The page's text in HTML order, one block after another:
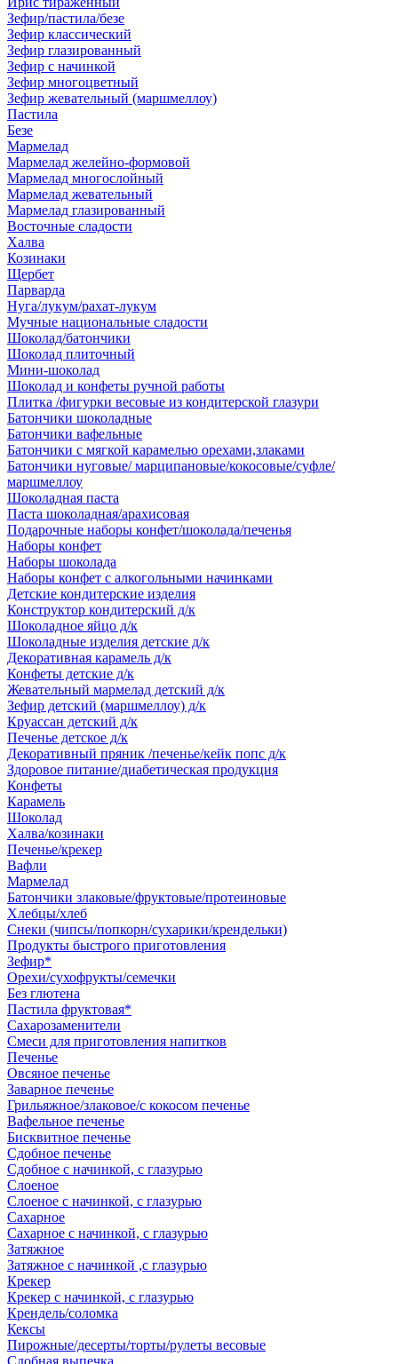
Зефир/пастила/безе
Зефир классический
Зефир глазированный
Зефир с начинкой
Зефир многоцветный
Зефир жевательный (маршмеллоу)
Пастила
Безе
Мармелад
Мармелад желейно-формовой
Мармелад многослойный
Мармелад жевательный
Мармелад глазированный
Восточные сладости
Халва
Козинаки
Щербет
Парварда
Нуга/лукум/рахат-лукум
Мучные национальные сладости
Шоколад/батончики
Шоколад плиточный
Мини-шоколад
Шоколад и конфеты ручной работы
Плитка /фигурки весовые из кондитерской глазури
Батончики шоколадные
Батончики вафельные
Батончики с мягкой карамелью орехами,злаками
Батончики нуговые/ марципановые/кокосовые/суфле/
маршмеллоу
Шоколадная паста
Паста шоколадная/арахисовая
Подарочные наборы конфет/шоколада/печенья
Наборы конфет
Наборы шоколада
Наборы конфет с алкогольными начинками
Детские кондитерские изделия
Конструктор кондитерский д/к
Шоколадное яйцо д/к
Шоколадные изделия детские д/к
Декоративная карамель д/к
Конфеты детские д/к
Жевательный мармелад детский д/к
Зефир детский (маршмеллоу) д/к
Круассан детский д/к
Печенье детское д/к
Декоративный пряник /печенье/кейк попс д/к
Здоровое питание/диабетическая продукция
Конфеты
Карамель
Шоколад
Халва/козинаки
Печенье/крекер
Вафли
Мармелад
Батончики злаковые/фруктовые/протеиновые
Хлебцы/хлеб
Снеки (чипсы/попкорн/сухарики/крендельки)
Продукты быстрого приготовления
Зефир*
Орехи/сухофрукты/семечки
Без глютена
Пастила фруктовая*
Сахарозаменители
Смеси для приготовления напитков
Печенье
Овсяное печенье
Заварное печенье
Грильяжное/злаковое/с кокосом печенье
Вафельное печенье
Бисквитное печенье
Сдобное печенье
Сдобное с начинкой, с глазурью
Слоеное
Слоеное с начинкой, с глазурью
Сахарное
Сахарное с начинкой, с глазурью
Затяжное
Затяжное с начинкой ,с глазурью
Крекер
Крекер с начинкой, с глазурью
Крендель/соломка
Кексы
Пирожные/десерты/торты/рулеты весовые
Сдобная выпечка